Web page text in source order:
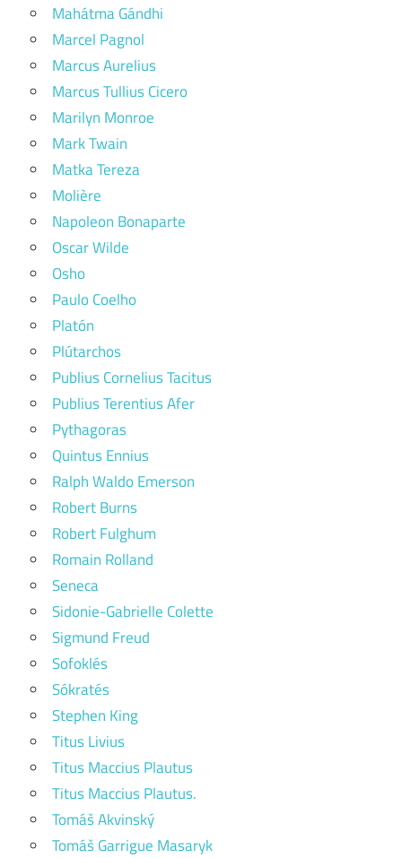
Mahátma Gándhi
Marcel Pagnol
Marcus Aurelius
Marcus Tullius Cicero
Marilyn Monroe
Mark Twain
Matka Tereza
Molière
Napoleon Bonaparte
Oscar Wilde
Osho
Paulo Coelho
Platón
Plútarchos
Publius Cornelius Tacitus
Publius Terentius Afer
Pythagoras
Quintus Ennius
Ralph Waldo Emerson
Robert Burns
Robert Fulghum
Romain Rolland
Seneca
Sidonie-Gabrielle Colette
Sigmund Freud
Sofoklés
Sókratés
Stephen King
Titus Livius
Titus Maccius Plautus
Titus Maccius Plautus.
Tomáš Akvinský
Tomáš Garrigue Masaryk